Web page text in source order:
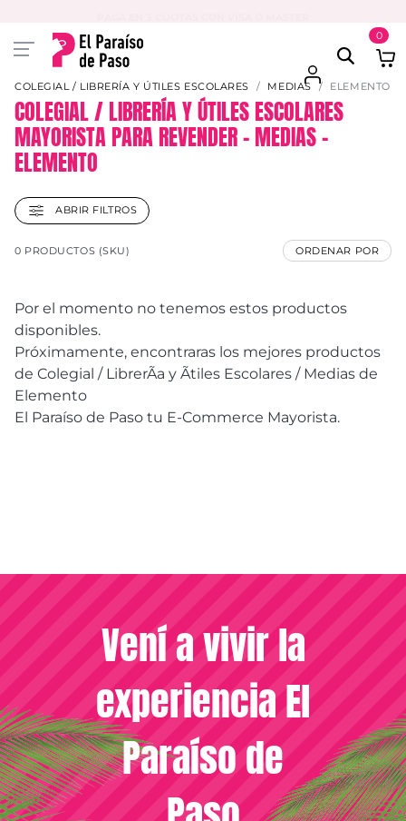
0
COLEGIAL / LIBRERÍA Y ÚTILES ESCOLARES MEDIAS ELEMENTO
COLEGIAL / LIBRERÍA Y ÚTILES ESCOLARES
MAYORISTA PARA REVENDER – MEDIAS –
ELEMENTO
ABRIR FILTROS
0 PRODUCTOS (SKU) ORDENAR POR
Por el momento no tenemos estos productos
disponibles.
Próximamente, encontraras los mejores productos
de Colegial / LibrerÃ­a y Ãtiles Escolares / Medias de
Elemento
El Paraíso de Paso tu E-Commerce Mayorista.
Vení a vivir la
experiencia El
Paraíso de